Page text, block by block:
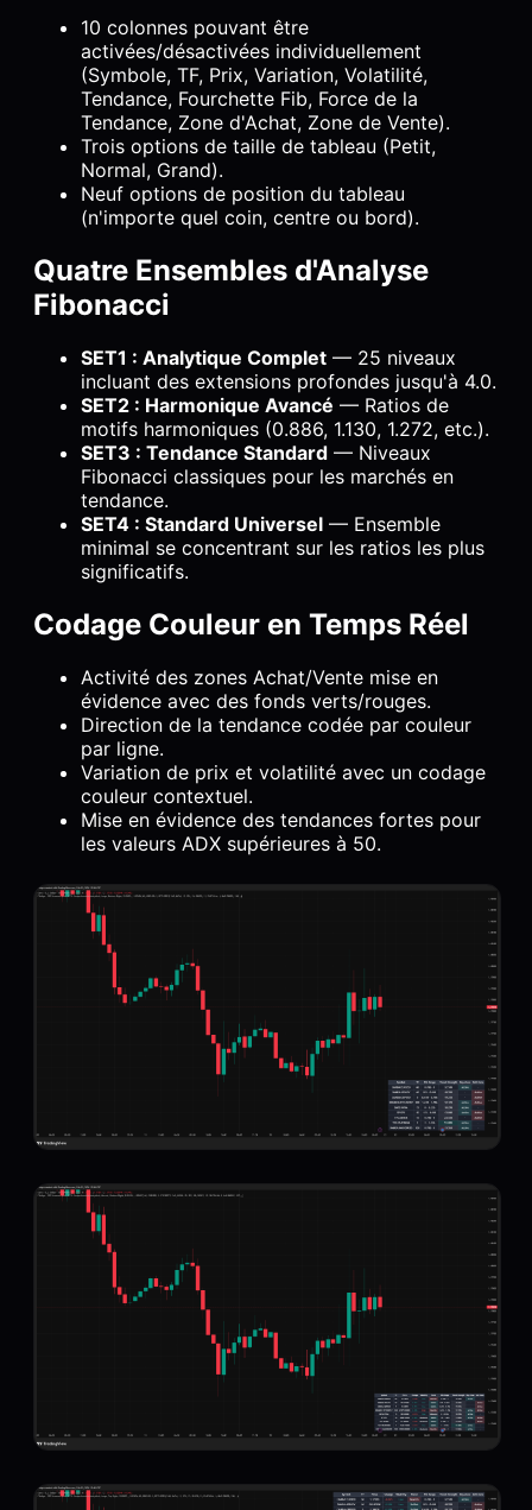
10 colonnes pouvant être
activées/désactivées individuellement
(Symbole, TF, Prix, Variation, Volatilité,
Tendance, Fourchette Fib, Force de la
Tendance, Zone d'Achat, Zone de Vente).
Trois options de taille de tableau (Petit,
Normal, Grand).
Neuf options de position du tableau
(n'importe quel coin, centre ou bord).
Quatre Ensembles d'Analyse
Fibonacci
SET1 : Analytique Complet — 25 niveaux
incluant des extensions profondes jusqu'à 4.0.
SET2 : Harmonique Avancé — Ratios de
motifs harmoniques (0.886, 1.130, 1.272, etc.).
SET3 : Tendance Standard — Niveaux
Fibonacci classiques pour les marchés en
tendance.
SET4 : Standard Universel — Ensemble
minimal se concentrant sur les ratios les plus
significatifs.
Codage Couleur en Temps Réel
Activité des zones Achat/Vente mise en
évidence avec des fonds verts/rouges.
Direction de la tendance codée par couleur
par ligne.
Variation de prix et volatilité avec un codage
couleur contextuel.
Mise en évidence des tendances fortes pour
les valeurs ADX supérieures à 50.